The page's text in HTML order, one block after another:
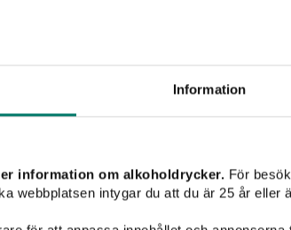
Information
information om alkoholdrycker. För
webbplatsen intygar du att du är 25 år eller